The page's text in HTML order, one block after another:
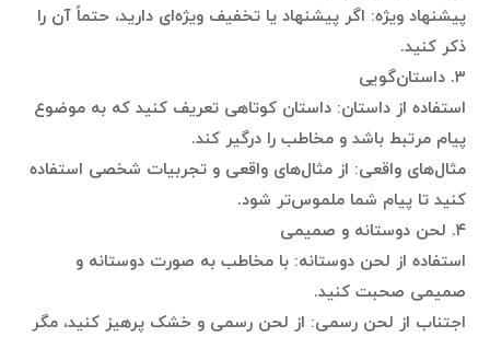
پیشنهاد ویژه: اگر پیشنهاد یا تخفیف ویژه‌ای دارید، حتماً آن را
ذکر کنید.
۳. داستان‌گویی
استفاده از داستان: داستان کوتاهی تعریف کنید که به موضوع
پیام مرتبط باشد و مخاطب را درگیر کند.
مثال‌های واقعی: از مثال‌های واقعی و تجربیات شخصی استفاده
کنید تا پیام شما ملموس‌تر شود.
۴. لحن دوستانه و صمیمی
استفاده از لحن دوستانه: با مخاطب به صورت دوستانه و
صمیمی صحبت کنید.
اجتناب از لحن رسمی: از لحن رسمی و خشک پرهیز کنید، مگر